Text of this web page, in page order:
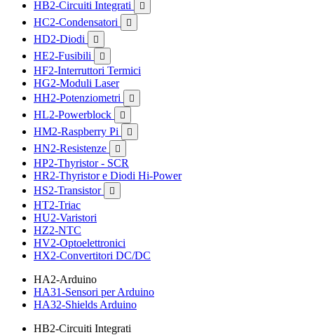
HB2-Circuiti Integrati 
HC2-Condensatori 
HD2-Diodi 
HE2-Fusibili 
HF2-Interruttori Termici
HG2-Moduli Laser
HH2-Potenziometri

HL2-Powerblock 
HM2-Raspberry Pi 
HN2-Resistenze 
HP2-Thyristor - SCR
HR2-Thyristor e Diodi Hi-Power
HS2-Transistor

HT2-Triac
HU2-Varistori
HZ2-NTC
HV2-Optoelettronici
HX2-Convertitori DC/DC
HA2-Arduino
HA31-Sensori per Arduino
HA32-Shields Arduino
HB2-Circuiti Integrati